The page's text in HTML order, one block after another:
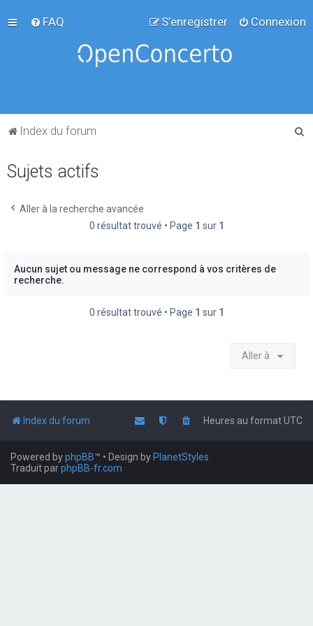
FAQ Connexion
S’enregistrer
Index du forum
Sujets actifs
Aller à la recherche avancée
0 résultat trouvé • Page 1 sur 1
Aucun sujet ou message ne correspond à vos critères de
recherche.
0 résultat trouvé • Page 1 sur 1
Aller à
Index du forum Heures au formatUTC
Powered byphpBB™ • Design by PlanetStyles
Traduit parphpBB-fr.com